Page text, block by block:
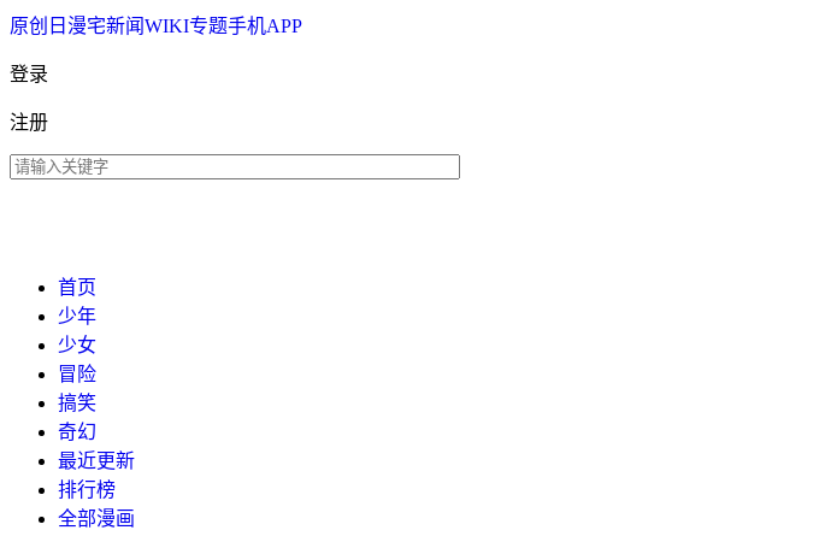
原创 日漫宅新闻WIKI专题手机APP
登录
注册
首页
少年
少女
冒险
搞笑
奇幻
最近更新
排行榜
全部漫画